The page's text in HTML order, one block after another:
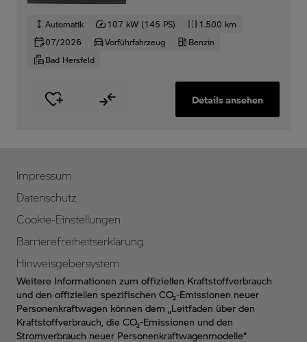
Automatik 107 kW (145 PS)
1.500 km
07/2026
Vorführfahrzeug
Benzin
Bad Hersfeld
Details ansehen
Impressum
Datenschutz
Cookie-Einstellungen
Barrierefreiheitserklärung
Hinweisgebersystem
Weitere Informationen zum offiziellen Kraftstoffverbrauch
und den offiziellen spezifischen CO₂-Emissionen neuer
Personenkraftwagen können dem „Leitfaden über den
Kraftstoffverbrauch, die CO₂-Emissionen und den
Stromverbrauch neuer Personenkraftwagenmodelle“